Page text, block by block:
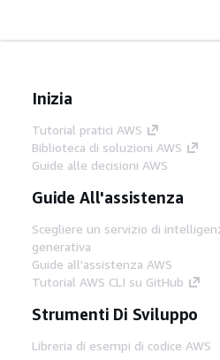
Inizia
Tutorial pratici AWS
Biblioteca di soluzioni AWS
Guide alle decisioni AWS
Guide All'assistenza
Scegliere un servizio di
generativa
Guide all'assistenza AWS
Tutorial AWS CLI su GitHub
Strumenti Di Sviluppo
Libreria di esempi di codice AWS